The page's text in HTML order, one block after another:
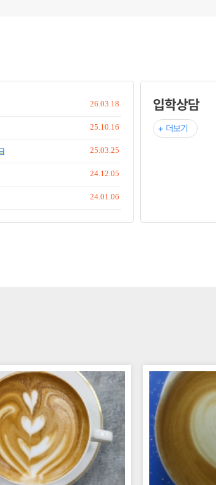
26.03.18
25.10.16
25.03.25
24.12.05
24.01.06
입학상담
+ 더보기